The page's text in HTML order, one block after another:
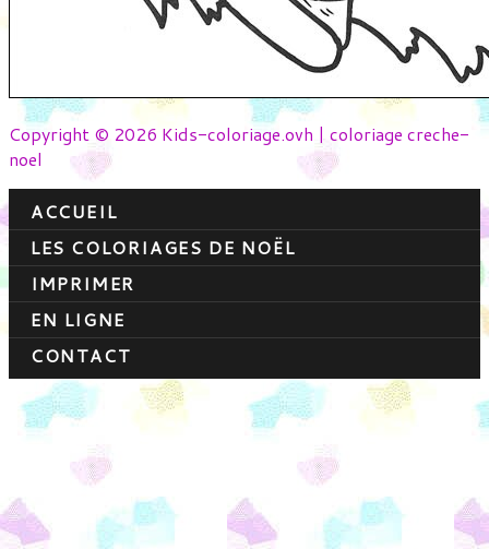
Copyright © 2026 Kids-coloriage.ovh | coloriage creche-
noel
ACCUEIL
LES COLORIAGES DE NOËL
IMPRIMER
EN LIGNE
CONTACT